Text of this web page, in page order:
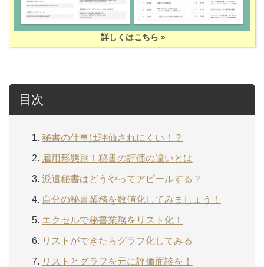
詳しくはこちら »
目次
秘書の仕事は評価されにくい！？
雇用形態別！秘書の評価の違いとは
派遣秘書はどうやってアピールする？
自分の秘書業務を数値化してみましょう！
エクセルで秘書業務をリスト化！
リストができたらグラフ化してみる
リストとグラフを元に評価面談を！